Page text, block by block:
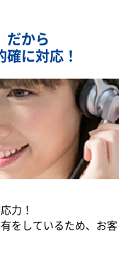
だから
に対応！
力！
をしているため、お客